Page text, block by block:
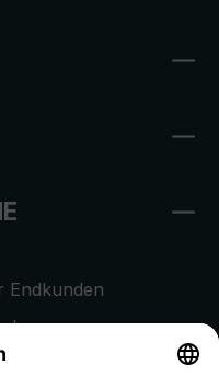
Endkunden